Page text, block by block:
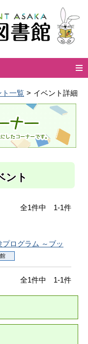
ト一覧 イベント詳細
ント
全1件中 1-1件
プログラム ～ブッ
全1件中 1-1件